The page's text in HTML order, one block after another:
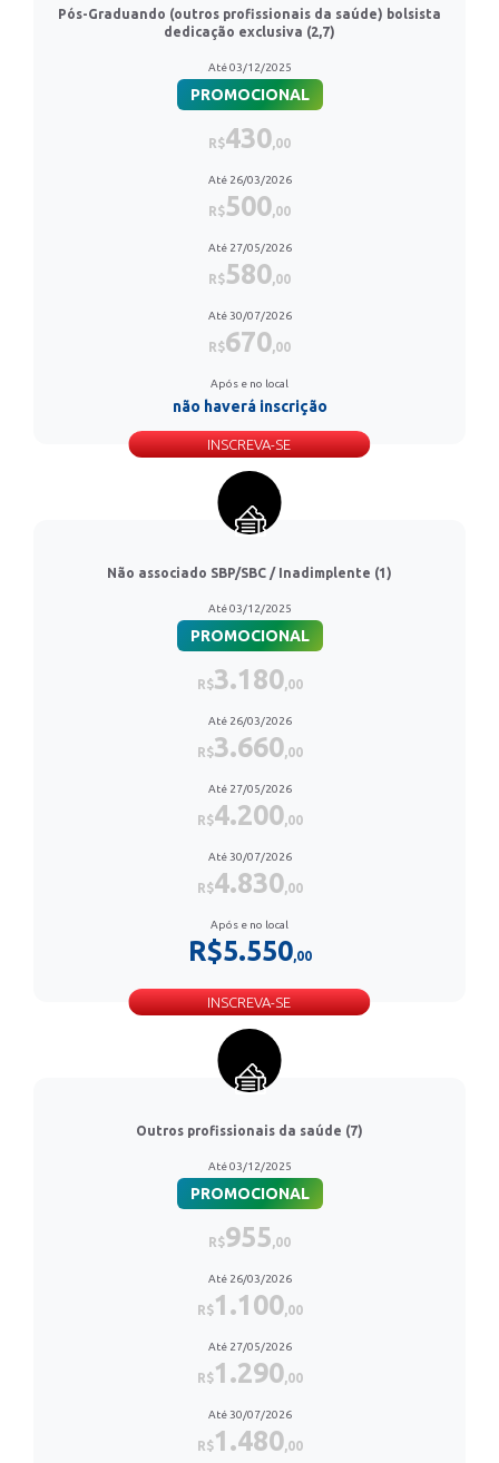
Pós-Graduando (outros profissionais da saúde) bolsista
dedicação exclusiva (2,7)
Até 03/12/2025
PROMOCIONAL
R$430,00
Até 26/03/2026
R$500,00
Até 27/05/2026
R$580,00
Até 30/07/2026
R$670,00
Após e no local
não haverá inscrição
INSCREVA-SE
Não associado SBP/SBC / Inadimplente (1)
Até 03/12/2025
PROMOCIONAL
R$3.180,00
Até 26/03/2026
R$3.660,00
Até 27/05/2026
R$4.200,00
Até 30/07/2026
R$4.830,00
Após e no local
R$5.550,00
INSCREVA-SE
Outros profissionais da saúde (7)
Até 03/12/2025
PROMOCIONAL
R$955,00
Até 26/03/2026
R$1.100,00
Até 27/05/2026
R$1.290,00
Até 30/07/2026
R$1.480,00